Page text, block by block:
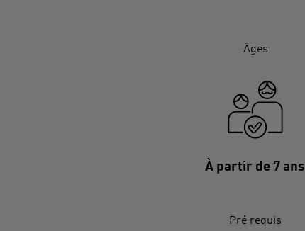
Âges
À partir de 7 ans
Pré requis